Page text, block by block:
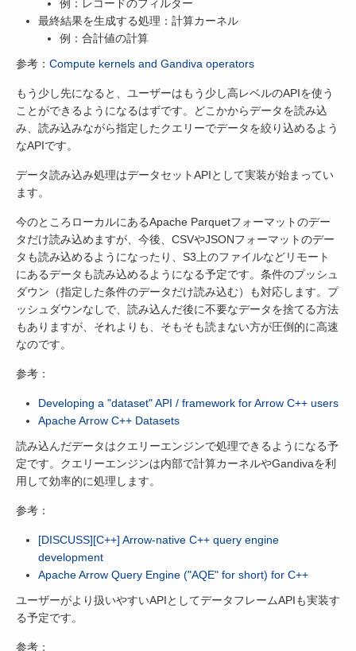
例：レコードのフィルター
最終結果を生成する処理：計算カーネル
例：合計値の計算
参考： Compute kernels and Gandiva operators
もう少し先になると、ユーザーはもう少し高レベルのAPIを使う
ことができるようになるはずです。どこかからデータを読み込
み、読み込みながら指定したクエリーでデータを絞り込めるよう
なAPIです。
データ読み込み処理はデータセットAPIとして実装が始まってい
ます。
今のところローカルにあるApache Parquetフォーマットのデー
タだけ読み込めますが、今後、CSVやJSONフォーマットのデー
タも読み込めるようになったり、S3上のファイルなどリモート
にあるデータも読み込めるようになる予定です。条件のプッシュ
ダウン（指定した条件のデータだけ読み込む）も対応します。プ
ッシュダウンなしで、読み込んだ後に不要なデータを捨てる方法
もありますが、それよりも、そもそも読まない方が圧倒的に高速
なのです。
参考：
Developing a "dataset" API / framework for Arrow C++ users
Apache Arrow C++ Datasets
読み込んだデータはクエリーエンジンで処理できるようになる予
定です。クエリーエンジンは内部で計算カーネルやGandivaを利
用して効率的に処理します。
参考：
[DISCUSS][C++] Arrow-native C++ query engine
development
Apache Arrow Query Engine ("AQE" for short) for C++
ユーザーがより扱いやすいAPIとしてデータフレームAPIも実装す
る予定です。
参考：